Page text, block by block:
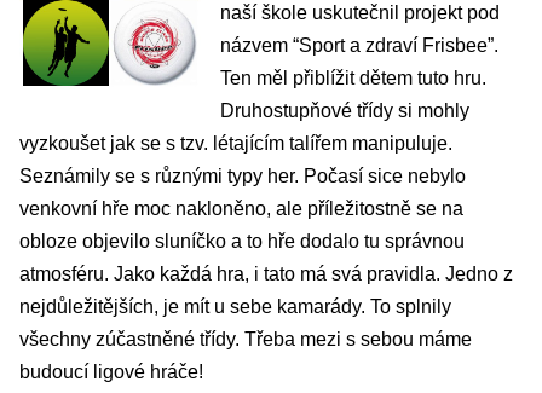
naší škole uskutečnil projekt pod
názvem “Sport a zdraví Frisbee”.
Ten měl přiblížit dětem tuto hru.
Druhostupňové třídy si mohly
vyzkoušet jak se s tzv. létajícím talířem manipuluje.
Seznámily se s různými typy her. Počasí sice nebylo
venkovní hře moc nakloněno, ale příležitostně se na
obloze objevilo sluníčko a to hře dodalo tu správnou
atmosféru. Jako každá hra, i tato má svá pravidla. Jedno z
nejdůležitějších, je mít u sebe kamarády. To splnily
všechny zúčastněné třídy. Třeba mezi s sebou máme
budoucí ligové hráče!